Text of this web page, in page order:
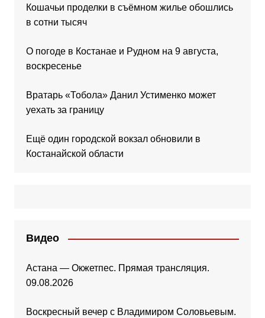
Кошачьи проделки в съёмном жилье обошлись
в сотни тысяч
О погоде в Костанае и Рудном на 9 августа,
воскресенье
Вратарь «Тобола» Данил Устименко может
уехать за границу
Ещё один городской вокзал обновили в
Костанайской области
Видео
Астана — Окжетпес. Прямая трансляция.
09.08.2026
Воскресный вечер с Владимиром Соловьевым.